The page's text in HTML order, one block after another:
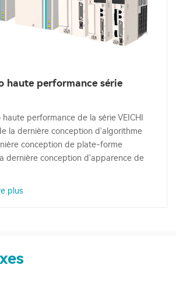
haute performance série
haute performance de la série VEICHI
la dernière conception d'algorithme
conception de plate-forme
dernière conception d'apparence de
plus